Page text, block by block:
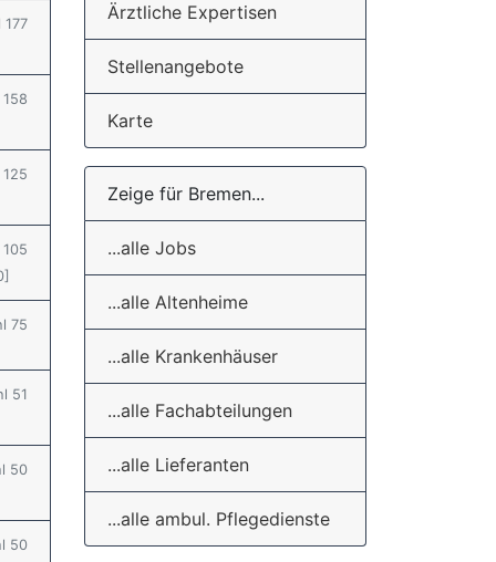
177
75
51
50
50
Ärztliche Expertisen
Stellenangebote
Karte
Zeige für Bremen...
...alle Jobs
...alle Altenheime
...alle Krankenhäuser
...alle Fachabteilungen
...alle Lieferanten
...alle ambul. Pflegedienste